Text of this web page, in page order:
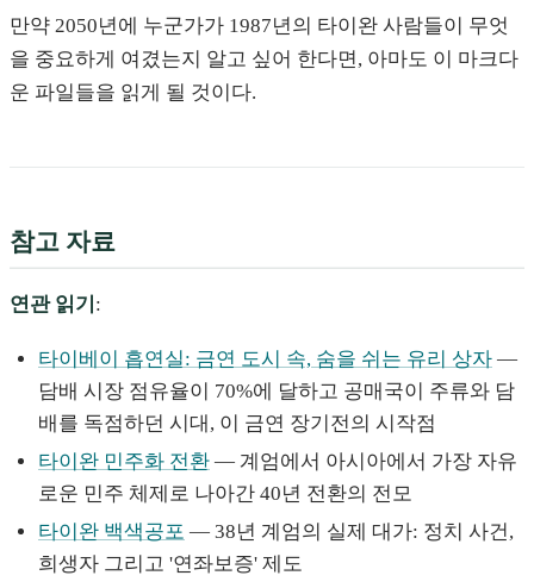
만약 2050년에 누군가가 1987년의 타이완 사람들이 무엇
을 중요하게 여겼는지 알고 싶어 한다면, 아마도 이 마크다
운 파일들을 읽게 될 것이다.
참고 자료
연관 읽기 :
타이베이 흡연실: 금연 도시 속, 숨을 쉬는 유리 상자 —
담배 시장 점유율이 70%에 달하고 공매국이 주류와 담
배를 독점하던 시대, 이 금연 장기전의 시작점
타이완 민주화 전환 — 계엄에서 아시아에서 가장 자유
로운 민주 체제로 나아간 40년 전환의 전모
타이완 백색공포 — 38년 계엄의 실제 대가: 정치 사건,
희생자 그리고 '연좌보증' 제도